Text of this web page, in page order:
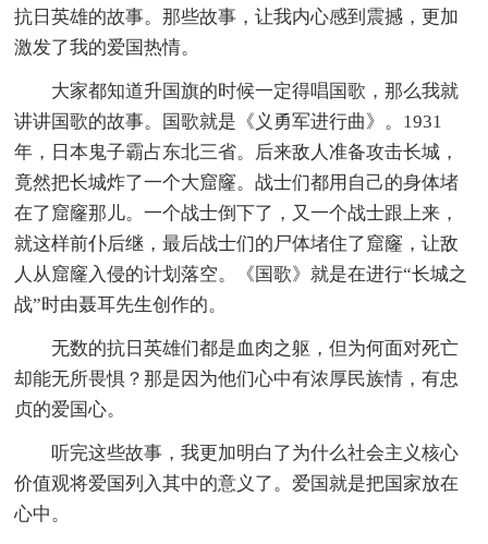
抗日英雄的故事。那些故事，让我内心感到震撼，更加
激发了我的爱国热情。
大家都知道升国旗的时候一定得唱国歌，那么我就
讲讲国歌的故事。国歌就是《义勇军进行曲》。1931
年，日本鬼子霸占东北三省。后来敌人准备攻击长城，
竟然把长城炸了一个大窟窿。战士们都用自己的身体堵
在了窟窿那儿。一个战士倒下了，又一个战士跟上来，
就这样前仆后继，最后战士们的尸体堵住了窟窿，让敌
人从窟窿入侵的计划落空。《国歌》就是在进行“长城之
战”时由聂耳先生创作的。
无数的抗日英雄们都是血肉之躯，但为何面对死亡
却能无所畏惧？那是因为他们心中有浓厚民族情，有忠
贞的爱国心。
听完这些故事，我更加明白了为什么社会主义核心
价值观将爱国列入其中的意义了。爱国就是把国家放在
心中。